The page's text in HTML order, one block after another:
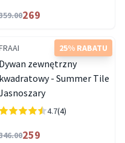
269
25% RABATU
Dywan zewnętrzny
kwadratowy - Summer Tile
4.7(4)
259